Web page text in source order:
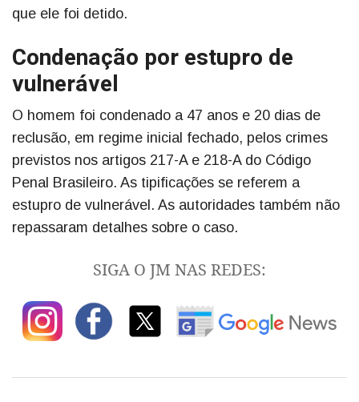
que ele foi detido.
Condenação por estupro de
vulnerável
O homem foi condenado a 47 anos e 20 dias de
reclusão, em regime inicial fechado, pelos crimes
previstos nos artigos 217-A e 218-A do Código
Penal Brasileiro. As tipificações se referem a
estupro de vulnerável. As autoridades também não
repassaram detalhes sobre o caso.
SIGA O JM NAS REDES: